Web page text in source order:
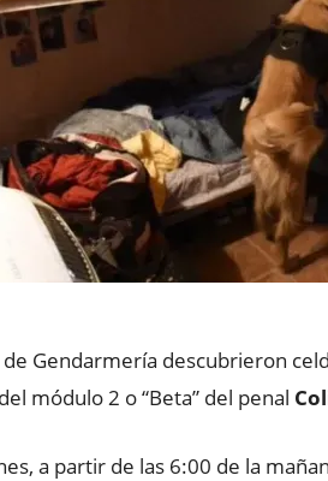
Gendarmería descubrieron
módulo 2 o “Beta” del penal
a partir de las 6:00 de la